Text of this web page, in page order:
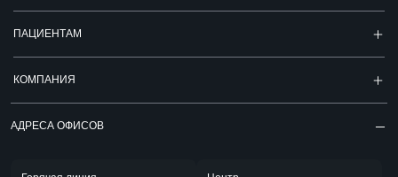
ПАЦИЕНТАМ
КОМПАНИЯ
АДРЕСА ОФИСОВ